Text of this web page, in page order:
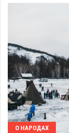
О НАРОДАХ